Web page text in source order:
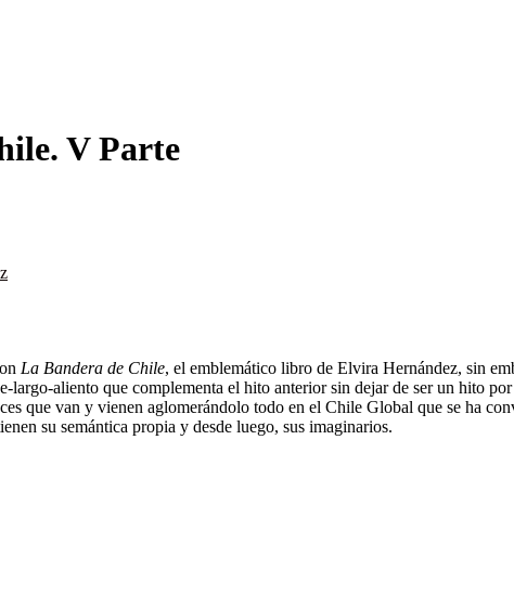
V Parte
La Bandera de Chile, el emblemático libro de Elvira Hernández, sin
largo-aliento que complementa el hito anterior sin dejar de ser un hito por
que van y vienen aglomerándolo todo en el Chile Global que se ha
su semántica propia y desde luego, sus imaginarios.